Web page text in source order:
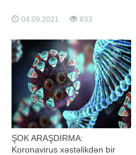
Vaşinqton Universiteti Tibb
Fakültəsində aparılan araşdırmanın
ki, böyrək xəstəliyi riski koronavirus
infeksiyasını
04.09.2021 833
ŞOK ARAŞDIRMA:
Koronavirus xəstəlikdən bir